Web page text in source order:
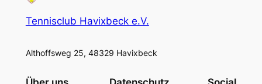
Tennisclub Havixbeck e.V.
Althoffsweg 25, 48329 Havixbeck